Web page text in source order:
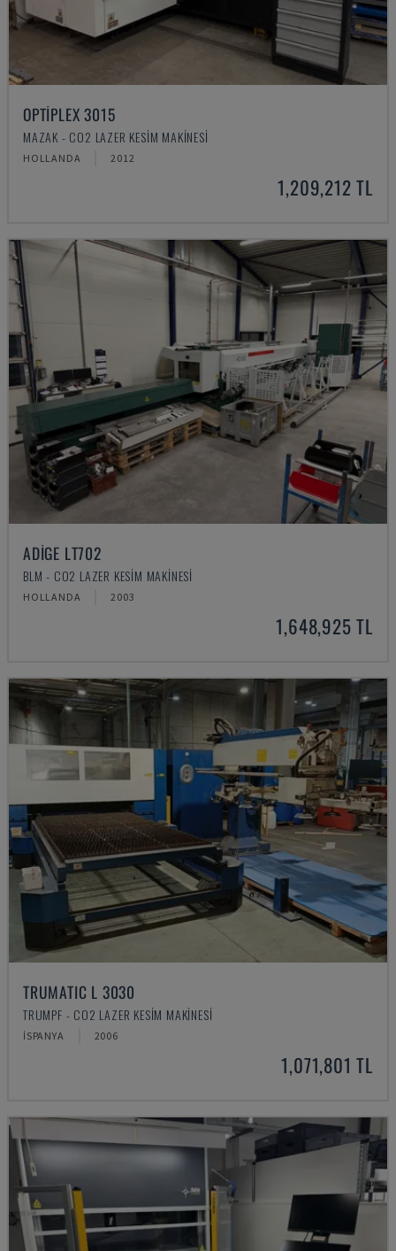
OPTIPLEX 3015
MAZAK - CO2 LAZER KESIM MAKINESI
HOLLANDA 2012
1,209,212 TL
ADIGE LT702
BLM - CO2 LAZER KESIM MAKINESI
HOLLANDA 2003
1,648,925 TL
TRUMATIC L 3030
TRUMPF - CO2 LAZER KESIM MAKINESI
İSPANYA 2006
1,071,801 TL